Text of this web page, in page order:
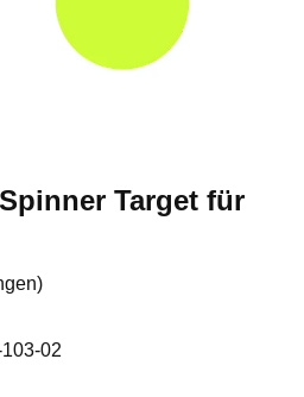
Target für
02